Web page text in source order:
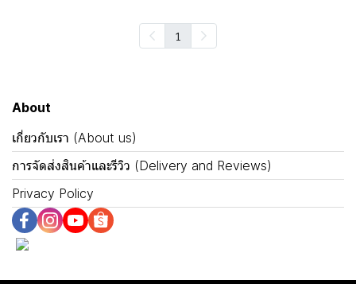
1
About
เกี่ยวกับเรา (About us)
การจัดส่งสินค้าและรีวิว (Delivery and Reviews)
Privacy Policy